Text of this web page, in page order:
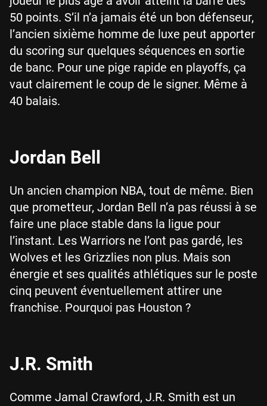
50 points. S’il n’a jamais été un bon défenseur,
l’ancien sixième homme de luxe peut apporter
du scoring sur quelques séquences en sortie
de banc. Pour une pige rapide en playoffs, ça
vaut clairement le coup de le signer. Même à
40 balais.
Jordan Bell
Un ancien champion NBA, tout de même. Bien
que prometteur, Jordan Bell n’a pas réussi à se
faire une place stable dans la ligue pour
l’instant. Les Warriors ne l’ont pas gardé, les
Wolves et les Grizzlies non plus. Mais son
énergie et ses qualités athlétiques sur le poste
cinq peuvent éventuellement attirer une
franchise. Pourquoi pas Houston ?
J.R. Smith
Comme Jamal Crawford, J.R. Smith est un